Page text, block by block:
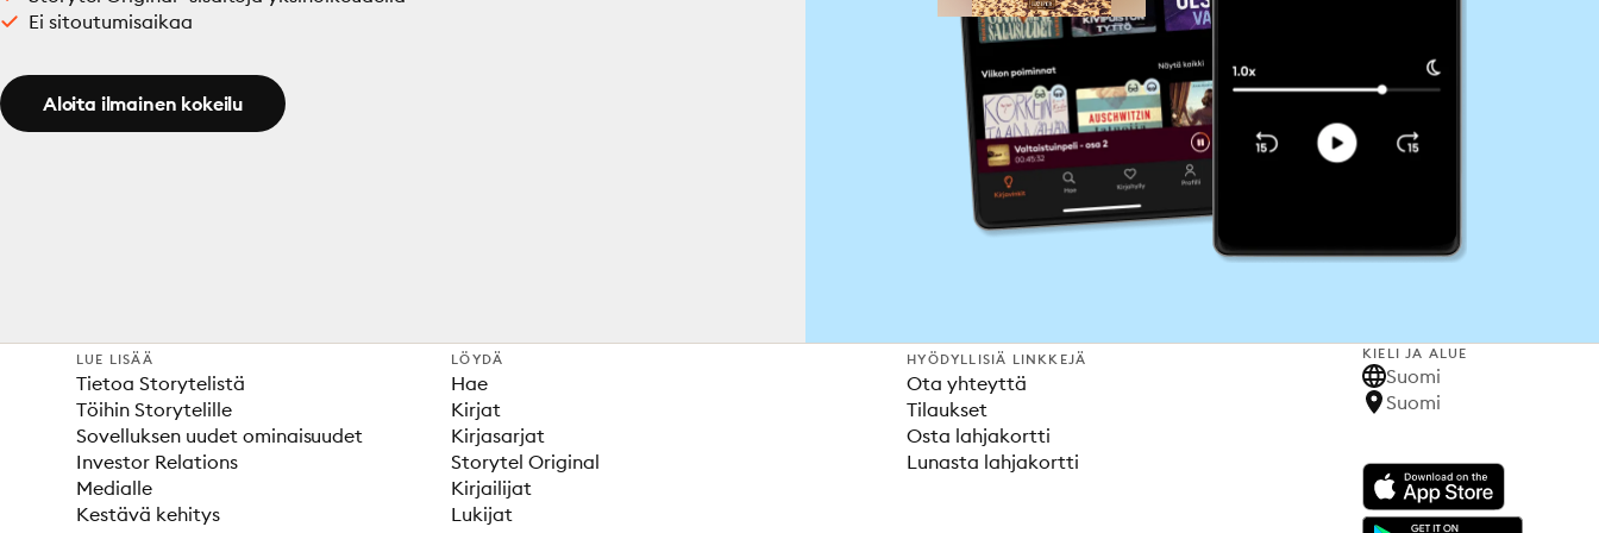
Ei sitoutumisaikaa
Aloita ilmainen kokeilu
LUE LISÄÄ
Tietoa Storytelistä
Töihin Storytelille
Sovelluksen uudet ominaisuudet
Investor Relations
Medialle
Kestävä kehitys
LÖYDÄ
Hae
Kirjat
Kirjasarjat
Storytel Original
Kirjailijat
Lukijat
HYÖDYLLISIÄ LINKKEJÄ
Ota yhteyttä
Tilaukset
Osta lahjakortti
Lunasta lahjakortti
KIELI JA ALUE
Suomi
Suomi